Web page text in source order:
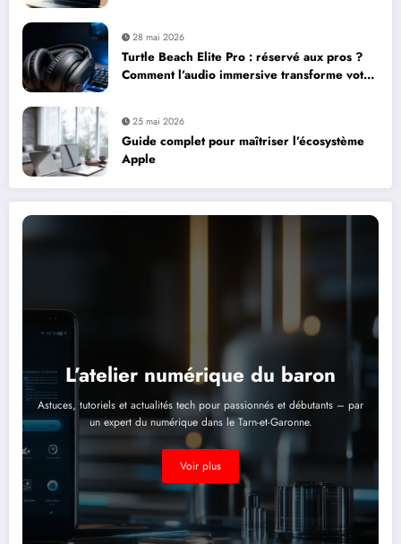
28 mai 2026
Turtle Beach Elite Pro : réservé aux pros ?
Comment l’audio immersive transforme votre
25 mai 2026
Guide complet pour maîtriser l’écosystème
Apple
L’atelier numérique du baron
Astuces, tutoriels et actualités tech pour passionnés et débutants – par
un expert du numérique dans le Tarn-et-Garonne.
Voir plus